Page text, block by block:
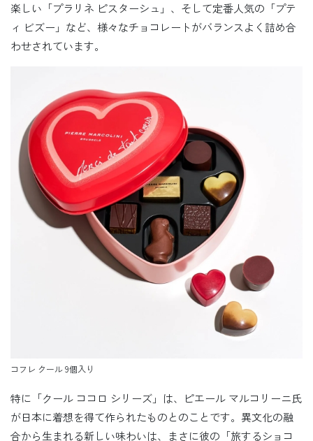
楽しい「プラリネ ピスターシュ」、そして定番人気の「プテ
ィ ビズー」など、様々なチョコレートがバランスよく詰め合
わせされています。
コフレ クール 9個入り
特に「クール ココロ シリーズ」は、ピエール マルコリーニ氏
が日本に着想を得て作られたものとのことです。異文化の融
合から生まれる新しい味わいは、まさに彼の「旅するショコ